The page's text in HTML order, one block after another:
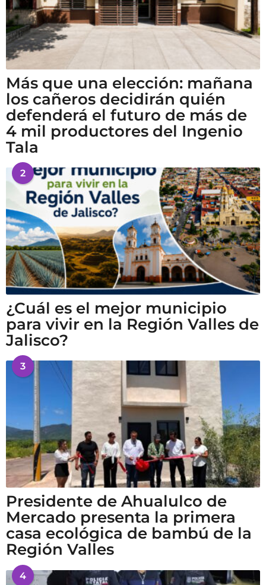
Más que una elección: mañana
los cañeros decidirán quién
defenderá el futuro de más de
4 mil productores del Ingenio
Tala
2
¿Cuál es el mejor municipio
para vivir en la Región Valles de
Jalisco?
3
Presidente de Ahualulco de
Mercado presenta la primera
casa ecológica de bambú de la
Región Valles
4